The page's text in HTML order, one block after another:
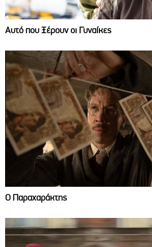
Αυτό που Ξέρουν οι Γυναίκες
Ο Παραχαράκτης